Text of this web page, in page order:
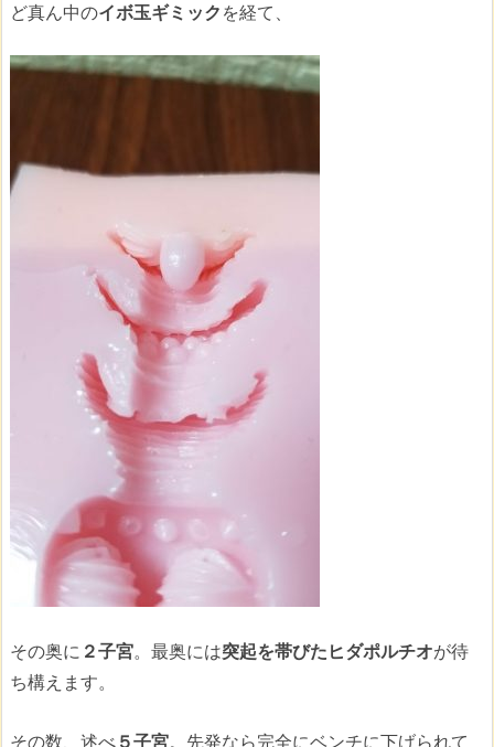
ど真ん中のイボ玉ギミックを経て、
その奥に ２子宮。最奥には突起を帯びたヒダポルチオが待
ち構えます。
その数、述べ５子宮。先発なら完全にベンチに下げられて